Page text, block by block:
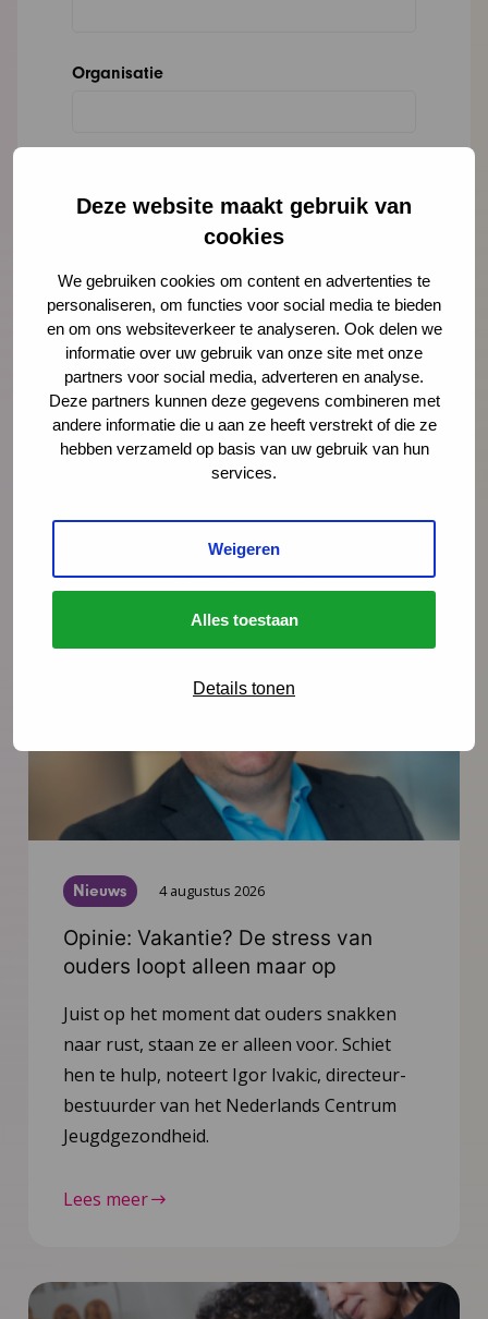
Deze website maakt gebruik van
cookies
We gebruiken cookies om content en advertenties te
personaliseren, om functies voor social media te bieden
en om ons websiteverkeer te analyseren. Ook delen we
informatie over uw gebruik van onze site met onze
partners voor social media, adverteren en analyse.
Deze partners kunnen deze gegevens combineren met
andere informatie die u aan ze heeft verstrekt of die ze
hebben verzameld op basis van uw gebruik van hun
services.
Weigeren
Alles toestaan
Details tonen
Organisatie
Meer nieuws
Nieuws 4 augustus 2026
Opinie: Vakantie? De stress van
ouders loopt alleen maar op
Juist op het moment dat ouders snakken
naar rust, staan ze er alleen voor. Schiet
hen te hulp, noteert Igor Ivakic, directeur-
bestuurder van het Nederlands Centrum
Jeugdgezondheid.
Lees meer